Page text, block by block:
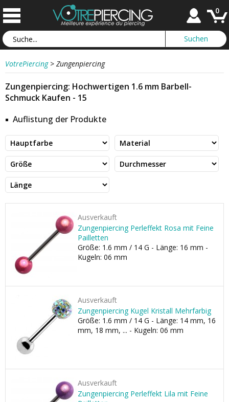
0
VotrePiercing > Zungenpiercing
Zungenpiercing: Hochwertigen 1.6 mm Barbell-
Schmuck Kaufen - 15
Auflistung der Produkte
Ausverkauft
Zungenpiercing Perleffekt Rosa mit Feine
Pailletten
Größe: 1.6 mm / 14 G - Länge: 16 mm -
Kugeln: 06 mm
Ausverkauft
Zungenpiercing Kugel Kristall Mehrfarbig
Größe: 1.6 mm / 14 G - Länge: 14 mm, 16
mm, 18 mm, ... - Kugeln: 06 mm
Ausverkauft
Zungenpiercing Perleffekt Lila mit Feine